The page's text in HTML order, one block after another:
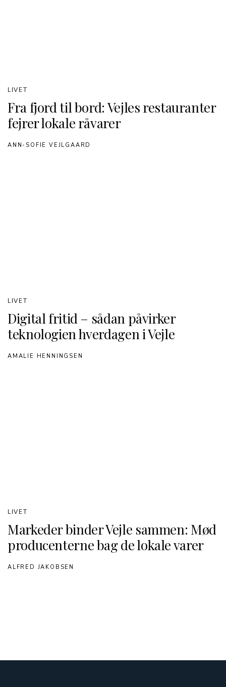
Fra fjord til bord: Vejles restauranter
fejrer lokale råvarer
LIVET
ANN-SOFIE VEJLGAARD
Digital fritid – sådan påvirker
teknologien hverdagen i Vejle
LIVET
AMALIE HENNINGSEN
Markeder binder Vejle sammen: Mød
producenterne bag de lokale varer
LIVET
ALFRED JAKOBSEN